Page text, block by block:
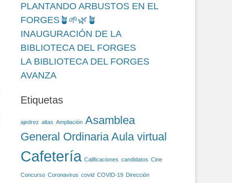
PLANTANDO ARBUSTOS EN EL
FORGES🪴🌱🌿🪴
INAUGURACIÓN DE LA
BIBLIOTECA DEL FORGES
LA BIBLIOTECA DEL FORGES
AVANZA
Etiquetas
ajedrez altas Ampliación Asamblea
General Ordinaria Aula virtual
Cafetería Calificaciones candidatos Cine
Concurso Coronavirus covid COVID-19 Dirección